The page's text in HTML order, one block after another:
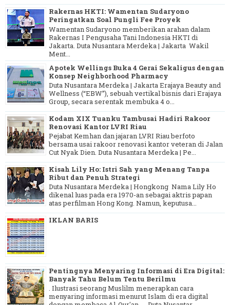
Rakernas HKTI: Wamentan Sudaryono
Peringatkan Soal Pungli Fee Proyek
Wamentan Sudaryono memberikan arahan dalam
Rakernas I Pengusaha Tani Indonesia HKTI di
Jakarta. Duta Nusantara Merdeka | Jakarta Wakil
Ment...
Apotek Wellings Buka 4 Gerai Sekaligus dengan
Konsep Neighborhood Pharmacy
Duta Nusantara Merdeka | Jakarta Erajaya Beauty and
Wellness (“EBW”), sebuah vertikal bisnis dari Erajaya
Group, secara serentak membuka 4 o...
Kodam XIX Tuanku Tambusai Hadiri Rakoor
Renovasi Kantor LVRI Riau
Pejabat Kemhan dan jajaran LVRI Riau berfoto
bersama usai rakoor renovasi kantor veteran di Jalan
Cut Nyak Dien. Duta Nusantara Merdeka | Pe...
Kisah Lily Ho: Istri Sah yang Menang Tanpa
Ribut dan Penuh Strategi
Duta Nusantara Merdeka | Hongkong Nama Lily Ho
dikenal luas pada era 1970-an sebagai aktris papan
atas perfilman Hong Kong. Namun, keputusa...
IKLAN BARIS
Pentingnya Menyaring Informasi di Era Digital:
Banyak Tahu Belum Tentu Berilmu
. Ilustrasi seorang Muslilm menerapkan cara
menyaring informasi menurut Islam di era digital